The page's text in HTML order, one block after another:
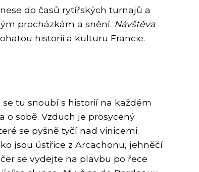
do časů rytířských turnajů a
procházkám a snění. Návštěva
historii a kulturu Francie.
tu snoubí s historií na každém
o sobě. Vzduch je prosycený
se pyšně tyčí nad vinicemi.
jsou ústřice z Arcachonu, jehněčí
se vydejte na plavbu po řece